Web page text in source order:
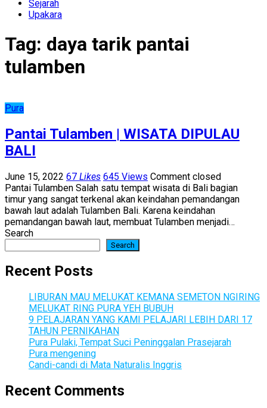
Sejarah
Upakara
Tag: daya tarik pantai
tulamben
Pura
Pantai Tulamben | WISATA DIPULAU
BALI
June 15, 2022 67 Likes 645 Views Comment closed
Pantai Tulamben Salah satu tempat wisata di Bali bagian
timur yang sangat terkenal akan keindahan pemandangan
bawah laut adalah Tulamben Bali. Karena keindahan
pemandangan bawah laut, membuat Tulamben menjadi…
Search
Search
Recent Posts
LIBURAN MAU MELUKAT KEMANA SEMETON NGIRING
MELUKAT RING PURA YEH BUBUH
9 PELAJARAN YANG KAMI PELAJARI LEBIH DARI 17
TAHUN PERNIKAHAN
Pura Pulaki, Tempat Suci Peninggalan Prasejarah
Pura mengening
Candi-candi di Mata Naturalis Inggris
Recent Comments